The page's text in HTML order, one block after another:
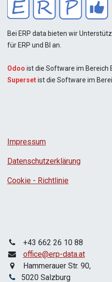
Bei ERP data bieten wir
für ERP und BI an.
Odoo ist die Software im Bereich
Supersetist die Software im
Impressum
Datenschutzerklärung
Cookie - Richtlinie
+43 662 26 10 88
office@erp-data.at
Hammerauer Str. 90,
5020 Salzburg